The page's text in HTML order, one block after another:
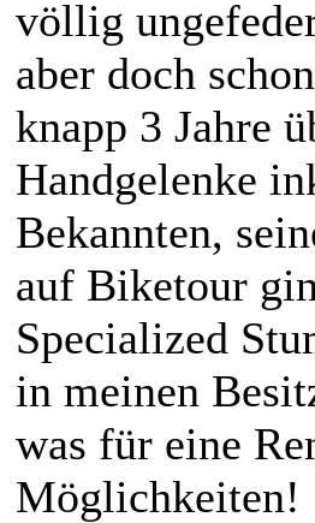
völlig
aber doch
knapp 3 Jahre
Handgelenke
Bekannten,
auf Biketour
Specialized
in meinen
was für eine
Möglichkeiten!